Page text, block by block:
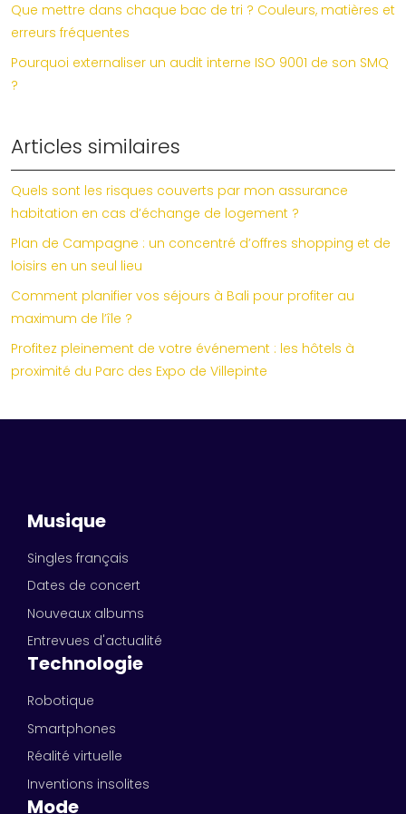
Que mettre dans chaque bac de tri ? Couleurs, matières et
erreurs fréquentes
Pourquoi externaliser un audit interne ISO 9001 de son SMQ
?
Articles similaires
Quels sont les risques couverts par mon assurance
habitation en cas d’échange de logement ?
Plan de Campagne : un concentré d’offres shopping et de
loisirs en un seul lieu
Comment planifier vos séjours à Bali pour profiter au
maximum de l’île ?
Profitez pleinement de votre événement : les hôtels à
proximité du Parc des Expo de Villepinte
Musique
Singles français
Dates de concert
Nouveaux albums
Entrevues d'actualité
Technologie
Robotique
Smartphones
Réalité virtuelle
Inventions insolites
Mode